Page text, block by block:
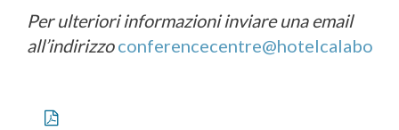
Per ulteriori informazioni inviare una email
all’indirizzo